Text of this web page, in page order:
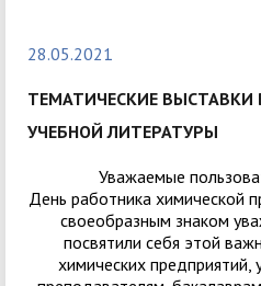
28.05.2021
ТЕМАТИЧЕСКИЕ ВЫСТАВКИ
УЧЕБНОЙ ЛИТЕРАТУРЫ
Уважаемые
День работника химической
своеобразным знаком
посвятили себя этой
химических